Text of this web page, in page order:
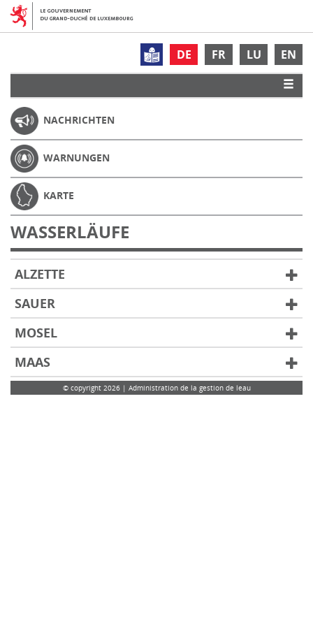
DE FR LU EN
NACHRICHTEN
WARNUNGEN
KARTE
WASSERLÄUFE
ALZETTE
SAUER
MOSEL
MAAS
© copyright 2026 | Administration de la gestion de leau